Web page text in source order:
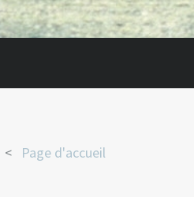
Page d'accueil